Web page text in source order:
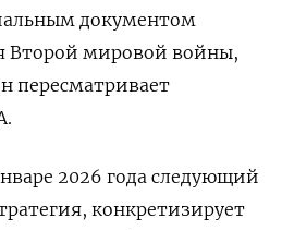
документом
Второй мировой войны,
пересматривает
2026 года следующий
конкретизирует